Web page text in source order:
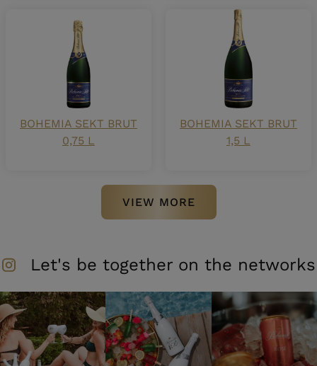
BOHEMIA SEKT BRUT
0,75 L
BOHEMIA SEKT BRUT
1,5 L
VIEW MORE
Let's be together on the networks